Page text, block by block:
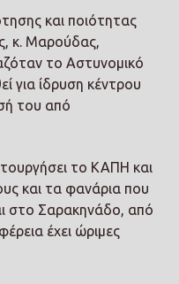
και ποιότητας
κ. Μαρούδας,
το Αστυνομικό
για ίδρυση κέντρου
του από
το ΚΑΠΗ και
και τα φανάρια που
στο Σαρακηνάδο, από
έχει ώριμες